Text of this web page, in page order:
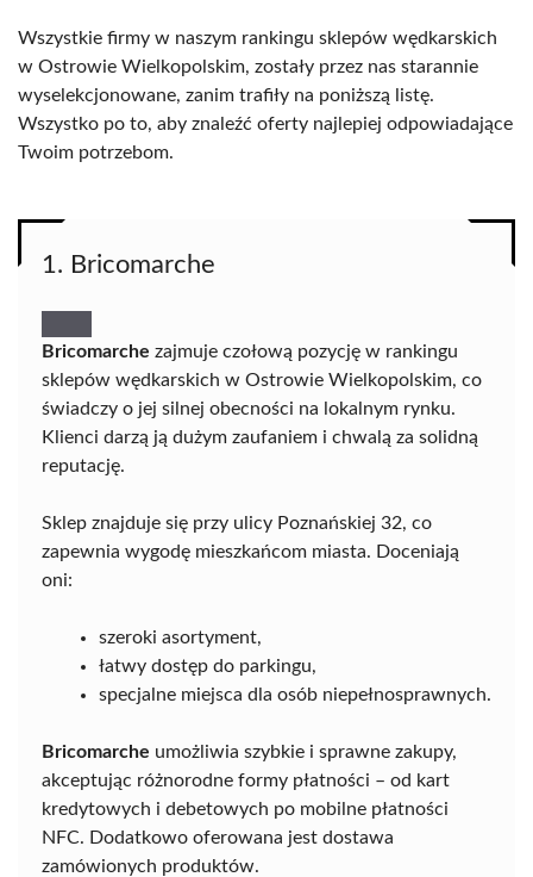
Wszystkie firmy w naszym rankingu sklepów wędkarskich
w Ostrowie Wielkopolskim, zostały przez nas starannie
wyselekcjonowane, zanim trafiły na poniższą listę.
Wszystko po to, aby znaleźć oferty najlepiej odpowiadające
Twoim potrzebom.
1. Bricomarche
Bricomarche zajmuje czołową pozycję w rankingu
sklepów wędkarskich w Ostrowie Wielkopolskim, co
świadczy o jej silnej obecności na lokalnym rynku.
Klienci darzą ją dużym zaufaniem i chwalą za solidną
reputację.
Sklep znajduje się przy ulicy Poznańskiej 32, co
zapewnia wygodę mieszkańcom miasta. Doceniają
oni:
szeroki asortyment,
łatwy dostęp do parkingu,
specjalne miejsca dla osób niepełnosprawnych.
Bricomarche umożliwia szybkie i sprawne zakupy,
akceptując różnorodne formy płatności – od kart
kredytowych i debetowych po mobilne płatności
NFC. Dodatkowo oferowana jest dostawa
zamówionych produktów.